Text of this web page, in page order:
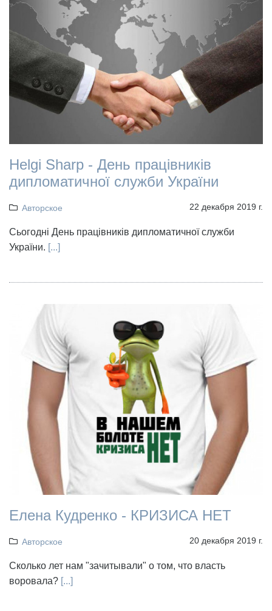
Helgi Sharp - День працівників
дипломатичної служби України
Авторское 22 декабря 2019 г.
Сьогодні День працівників дипломатичної служби
України. [...]
Елена Кудренко - КРИЗИСА НЕТ
Авторское 20 декабря 2019 г.
Сколько лет нам "зачитывали" о том, что власть
воровала? [...]